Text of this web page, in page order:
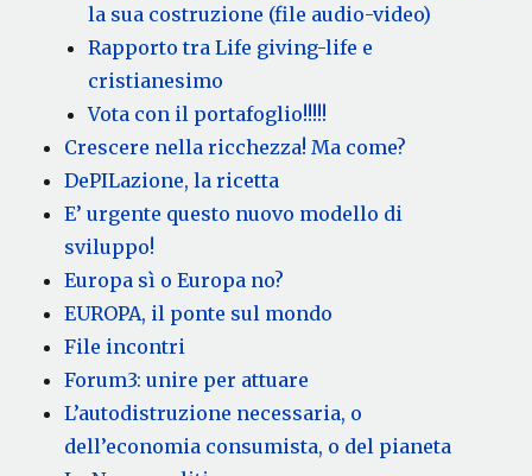
la sua costruzione (file audio-video)
Rapporto tra Life giving-life e
cristianesimo
Vota con il portafoglio!!!!!
Crescere nella ricchezza! Ma come?
DePILazione, la ricetta
E’ urgente questo nuovo modello di
sviluppo!
Europa sì o Europa no?
EUROPA, il ponte sul mondo
File incontri
Forum3: unire per attuare
L’autodistruzione necessaria, o
dell’economia consumista, o del pianeta